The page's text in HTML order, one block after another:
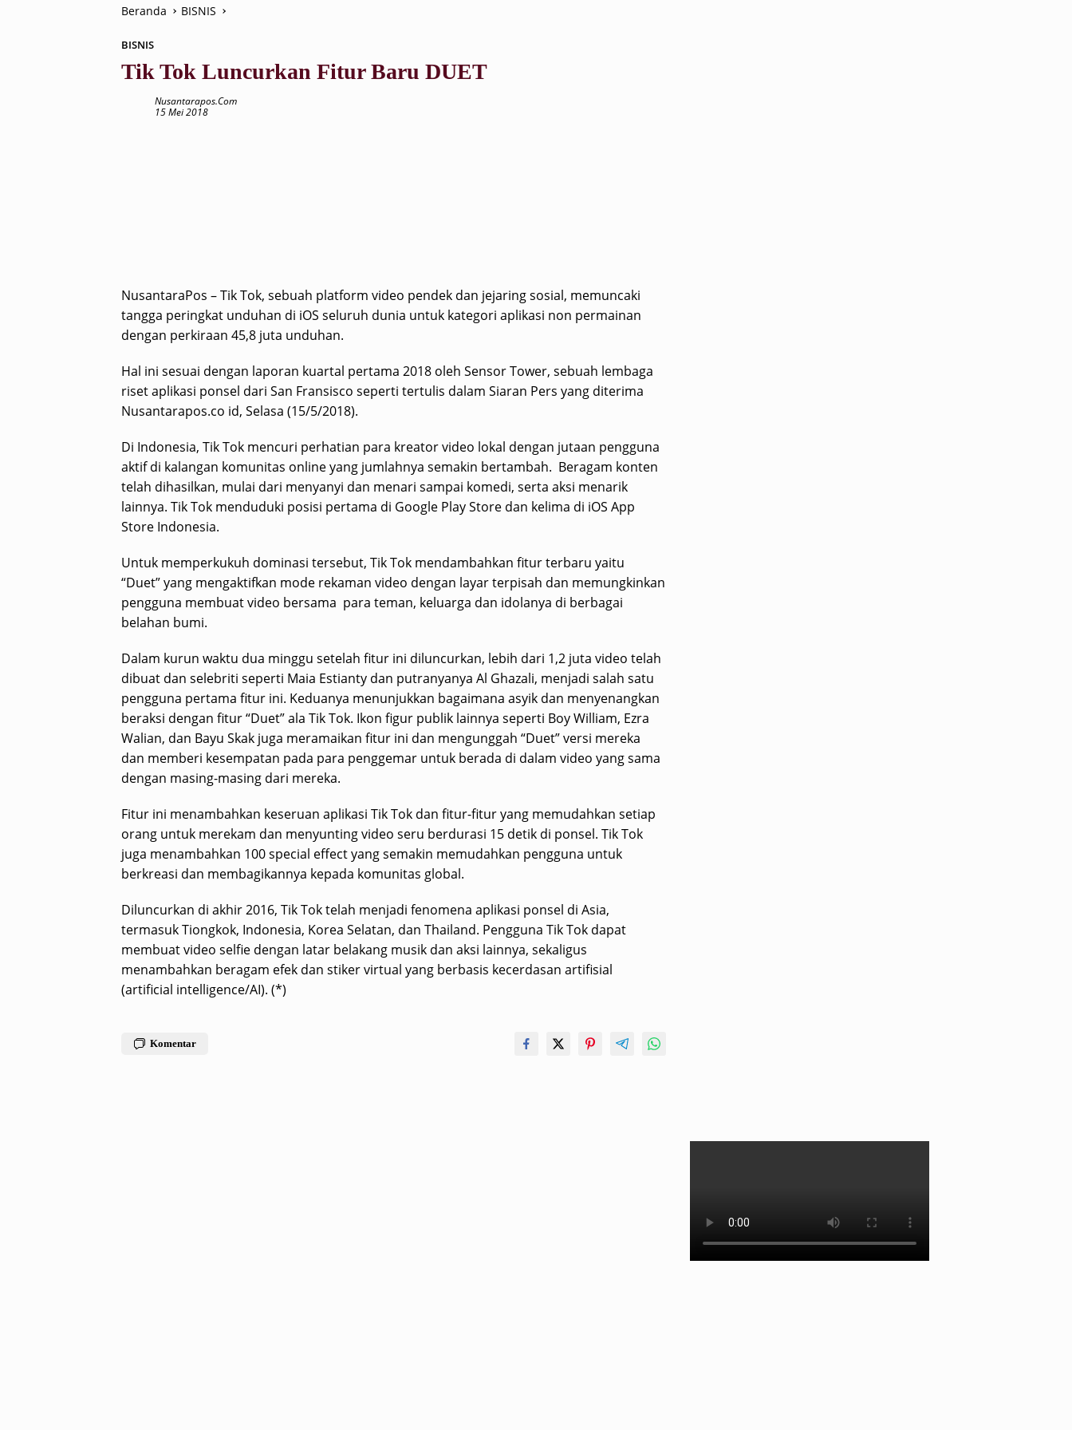
Beranda BISNIS
BISNIS
Tik Tok Luncurkan Fitur Baru DUET
Nusantarapos.com
15 Mei 2018
NusantaraPos – Tik Tok, sebuah platform video pendek dan jejaring sosial, memuncaki
tangga peringkat unduhan di iOS seluruh dunia untuk kategori aplikasi non permainan
dengan perkiraan 45,8 juta unduhan.
Hal ini sesuai dengan laporan kuartal pertama 2018 oleh Sensor Tower, sebuah lembaga
riset aplikasi ponsel dari San Fransisco seperti tertulis dalam Siaran Pers yang diterima
Nusantarapos.co id, Selasa (15/5/2018).
Di Indonesia, Tik Tok mencuri perhatian para kreator video lokal dengan jutaan pengguna
aktif di kalangan komunitas online yang jumlahnya semakin bertambah. Beragam konten
telah dihasilkan, mulai dari menyanyi dan menari sampai komedi, serta aksi menarik
lainnya. Tik Tok menduduki posisi pertama di Google Play Store dan kelima di iOS App
Store Indonesia.
Untuk memperkukuh dominasi tersebut, Tik Tok mendambahkan fitur terbaru yaitu
“Duet” yang mengaktifkan mode rekaman video dengan layar terpisah dan memungkinkan
pengguna membuat video bersama para teman, keluarga dan idolanya di berbagai
belahan bumi.
Dalam kurun waktu dua minggu setelah fitur ini diluncurkan, lebih dari 1,2 juta video telah
dibuat dan selebriti seperti Maia Estianty dan putranyanya Al Ghazali, menjadi salah satu
pengguna pertama fitur ini. Keduanya menunjukkan bagaimana asyik dan menyenangkan
beraksi dengan fitur “Duet” ala Tik Tok. Ikon figur publik lainnya seperti Boy William, Ezra
Walian, dan Bayu Skak juga meramaikan fitur ini dan mengunggah “Duet” versi mereka
dan memberi kesempatan pada para penggemar untuk berada di dalam video yang sama
dengan masing-masing dari mereka.
Fitur ini menambahkan keseruan aplikasi Tik Tok dan fitur-fitur yang memudahkan setiap
orang untuk merekam dan menyunting video seru berdurasi 15 detik di ponsel. Tik Tok
juga menambahkan 100 special effect yang semakin memudahkan pengguna untuk
berkreasi dan membagikannya kepada komunitas global.
Diluncurkan di akhir 2016, Tik Tok telah menjadi fenomena aplikasi ponsel di Asia,
termasuk Tiongkok, Indonesia, Korea Selatan, dan Thailand. Pengguna Tik Tok dapat
membuat video selfie dengan latar belakang musik dan aksi lainnya, sekaligus
menambahkan beragam efek dan stiker virtual yang berbasis kecerdasan artifisial
(artificial intelligence/AI). (*)
Komentar